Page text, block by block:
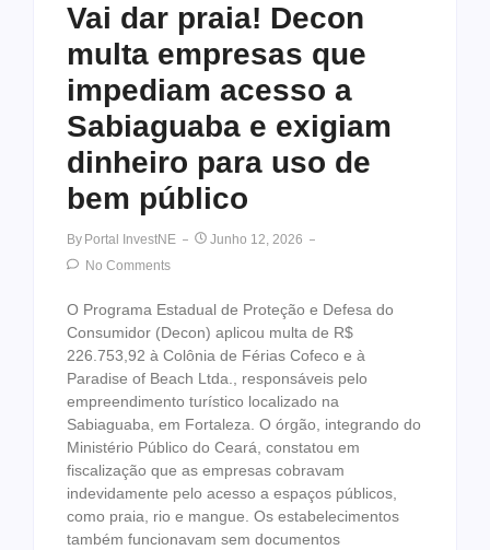
Vai dar praia! Decon
multa empresas que
impediam acesso a
Sabiaguaba e exigiam
dinheiro para uso de
bem público
By Portal InvestNE
Junho 12, 2026
No Comments
O Programa Estadual de Proteção e Defesa do
Consumidor (Decon) aplicou multa de R$
226.753,92 à Colônia de Férias Cofeco e à
Paradise of Beach Ltda., responsáveis pelo
empreendimento turístico localizado na
Sabiaguaba, em Fortaleza. O órgão, integrando do
Ministério Público do Ceará, constatou em
fiscalização que as empresas cobravam
indevidamente pelo acesso a espaços públicos,
como praia, rio e mangue. Os estabelecimentos
também funcionavam sem documentos